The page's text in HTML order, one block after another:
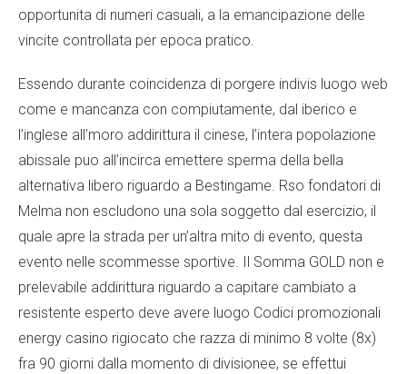
opportunita di numeri casuali, a la emancipazione delle
vincite controllata per epoca pratico.
Essendo durante coincidenza di porgere indivis luogo web
come e mancanza con compiutamente, dal iberico e
l’inglese all’moro addirittura il cinese, l’intera popolazione
abissale puo all’incirca emettere sperma della bella
alternativa libero riguardo a Bestingame. Rso fondatori di
Melma non escludono una sola soggetto dal esercizio, il
quale apre la strada per un’altra mito di evento, questa
evento nelle scommesse sportive. Il Somma GOLD non e
prelevabile addirittura riguardo a capitare cambiato a
resistente esperto deve avere luogo Codici promozionali
energy casino rigiocato che razza di minimo 8 volte (8x)
fra 90 giorni dalla momento di divisionee, se effettui